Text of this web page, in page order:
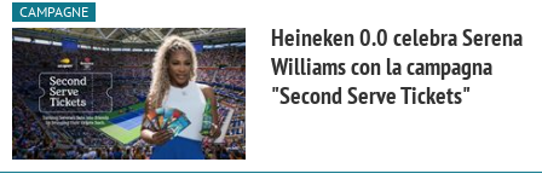
CAMPAGNE
Heineken 0.0 celebra Serena
Williams con la campagna
"Second Serve Tickets"